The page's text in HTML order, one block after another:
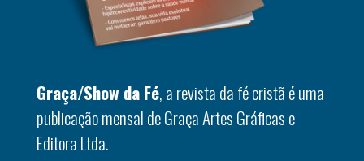
Graça/Show da Fé, a revista da fé cristã é uma
publicação mensal de Graça Artes Gráficas e
Editora Ltda.